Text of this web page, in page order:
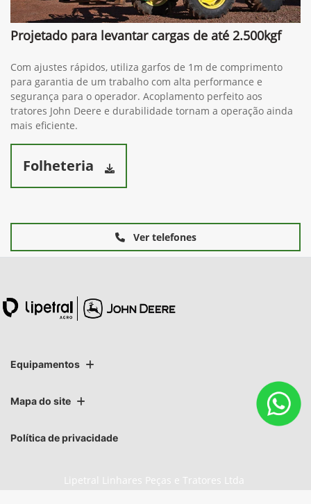
Projetado para levantar cargas de até 2.500kgf
Com ajustes rápidos, utiliza garfos de 1m de comprimento
para garantia de um trabalho com alta performance e
segurança para o operador. Acoplamento perfeito aos
tratores John Deere e durabilidade tornam a operação ainda
mais eficiente.
Folheteria
Ver telefones
Equipamentos
Mapa do site
Política de privacidade
Lipetral Linhares Peças e Tratores Ltda